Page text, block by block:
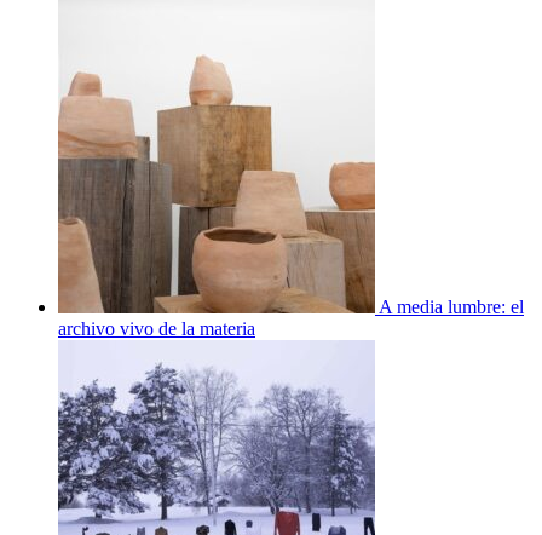
A media lumbre: el
archivo vivo de la materia